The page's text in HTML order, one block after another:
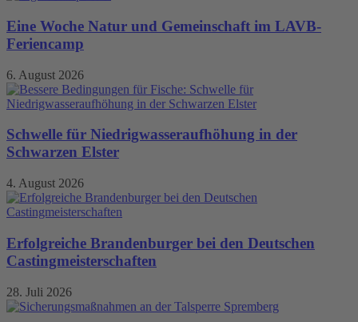
Eine Woche Natur und Gemeinschaft im LAVB-
Feriencamp
6. August 2026
Schwelle für Niedrigwasseraufhöhung in der
Schwarzen Elster
4. August 2026
Erfolgreiche Brandenburger bei den Deutschen
Castingmeisterschaften
28. Juli 2026